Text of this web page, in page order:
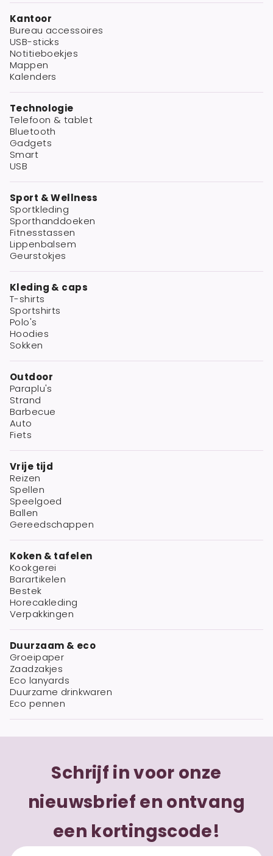
Kantoor
Bureau accessoires
USB-sticks
Notitieboekjes
Mappen
Kalenders
Technologie
Telefoon & tablet
Bluetooth
Gadgets
Smart
USB
Sport & Wellness
Sportkleding
Sporthanddoeken
Fitnesstassen
Lippenbalsem
Geurstokjes
Kleding & caps
T-shirts
Sportshirts
Polo's
Hoodies
Sokken
Outdoor
Paraplu's
Strand
Barbecue
Auto
Fiets
Vrije tijd
Reizen
Spellen
Speelgoed
Ballen
Gereedschappen
Koken & tafelen
Kookgerei
Barartikelen
Bestek
Horecakleding
Verpakkingen
Duurzaam & eco
Groeipaper
Zaadzakjes
Eco lanyards
Duurzame drinkwaren
Eco pennen
Schrijf in voor onze
nieuwsbrief en ontvang
een kortingscode!